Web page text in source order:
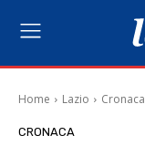
Home Lazio Cronaca
CRONACA